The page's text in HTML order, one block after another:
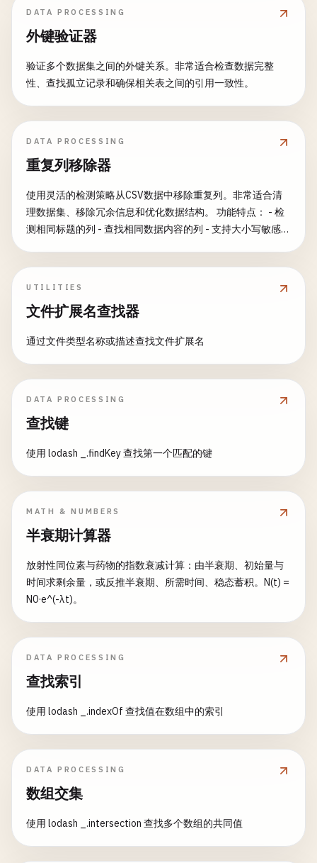
DATA PROCESSING
外键验证器
验证多个数据集之间的外键关系。非常适合检查数据完整
性、查找孤立记录和确保相关表之间的引用一致性。
DATA PROCESSING
重复列移除器
使用灵活的检测策略从CSV数据中移除重复列。非常适合清
理数据集、移除冗余信息和优化数据结构。 功能特点： - 检
测相同标题的列 - 查找相同数据内容的列 - 支持大小写敏感/
UTILITIES
文件扩展名查找器
通过文件类型名称或描述查找文件扩展名
DATA PROCESSING
查找键
使用 lodash _.findKey 查找第一个匹配的键
MATH & NUMBERS
半衰期计算器
放射性同位素与药物的指数衰减计算：由半衰期、初始量与
时间求剩余量，或反推半衰期、所需时间、稳态蓄积。N(t) =
N0·e^(-λt)。
DATA PROCESSING
查找索引
使用 lodash _.indexOf 查找值在数组中的索引
DATA PROCESSING
数组交集
使用 lodash _.intersection 查找多个数组的共同值